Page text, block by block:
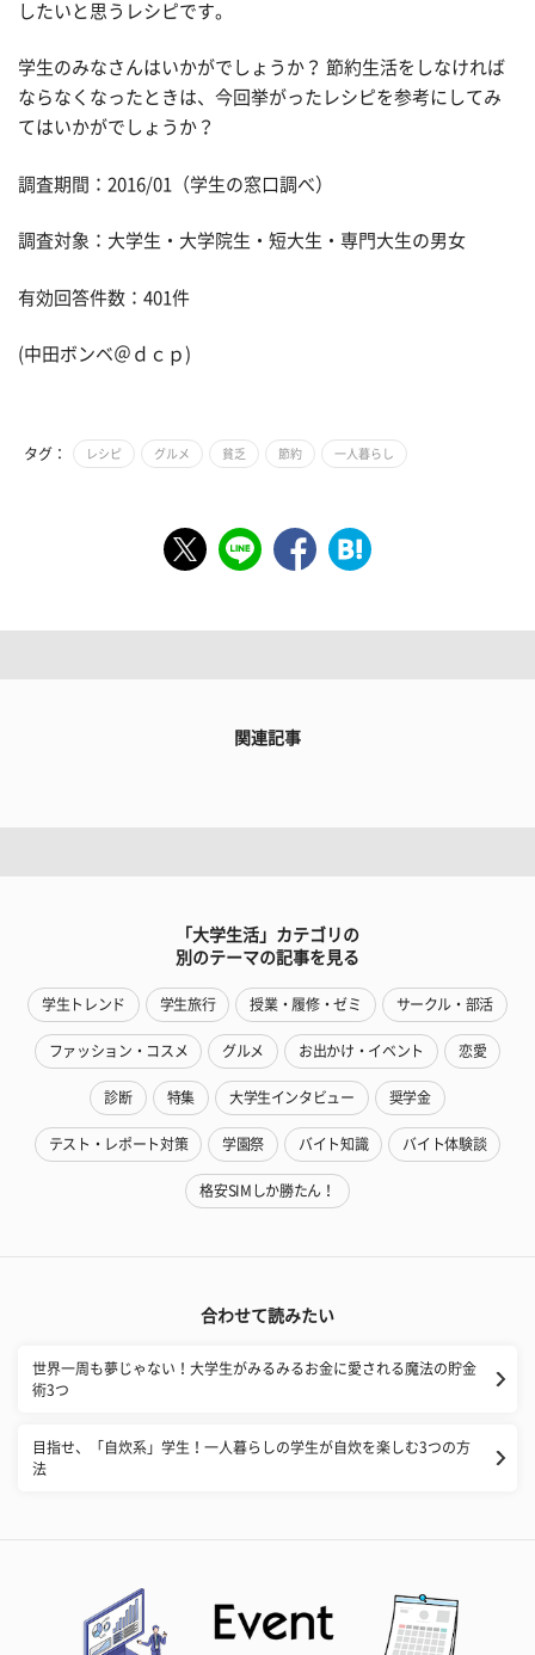
したいと思うレシピです。
学生のみなさんはいかがでしょうか？ 節約生活をしなければ
ならなくなったときは、今回挙がったレシピを参考にしてみ
てはいかがでしょうか？
調査期間：2016/01（学生の窓口調べ）
調査対象：大学生・大学院生・短大生・専門大生の男女
有効回答件数：401件
(中田ボンベ＠ｄｃｐ)
タグ： レシピ グルメ 貧乏 節約 一人暮らし
関連記事
「大学生活」カテゴリの
別のテーマの記事を見る
学生トレンド 学生旅行 授業・履修・ゼミ サークル・部活
ファッション・コスメ グルメ お出かけ・イベント 恋愛
診断 特集 大学生インタビュー 奨学金
テスト・レポート対策 学園祭 バイト知識 バイト体験談
格安SIMしか勝たん！
合わせて読みたい
世界一周も夢じゃない！大学生がみるみるお金に愛される魔法の貯金
術3つ
目指せ、「自炊系」学生！一人暮らしの学生が自炊を楽しむ3つの方
法